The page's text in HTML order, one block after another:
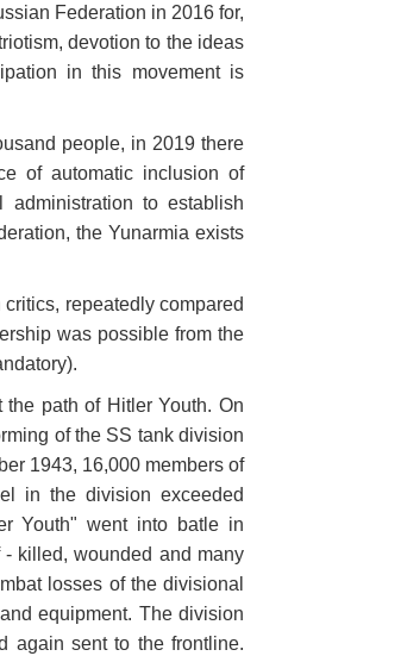
Federation in 2016 for,
devotion to the ideas
in this movement is
people, in 2019 there
of automatic inclusion of
to establish
the Yunarmia exists
repeatedly compared
was possible from the
path of Hitler Youth. On
of the SS tank division
1943, 16,000 members of
in the division exceeded
Youth" went into batle in
killed, wounded and many
losses of the divisional
equipment. The division
again sent to the frontline.